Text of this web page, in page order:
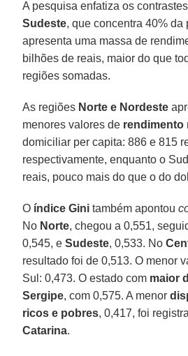
A pesquisa enfatiza os
Sudeste, que concentra 40%
apresenta uma massa de
bilhões de reais, maior do que
regiões somadas.
As regiões Norte e Nordeste
menores valores de rendimento
domiciliar per capita: 886 e 815
respectivamente, enquanto o
reais, pouco mais do que o do
O índice Gini também apontou
No Norte, chegou a 0,551,
0,545, eSudeste, 0,533. No
resultado foi de 0,513. O menor
Sul: 0,473. O estado com maior
Sergipe, com 0,575. A menor
ricos e pobres, 0,417, foi
Catarina.